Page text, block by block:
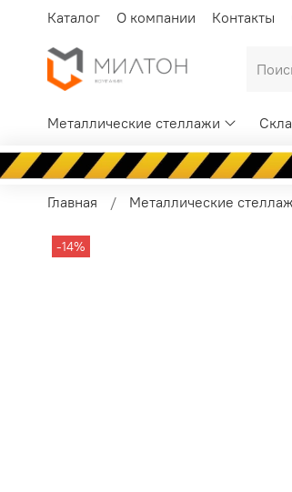
Каталог О компании Контакты
Металлические стеллажи
Главная Металлические
-14%